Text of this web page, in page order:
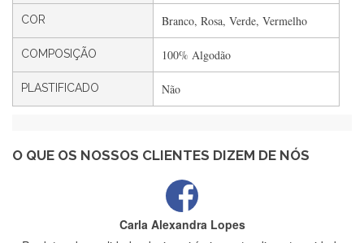
COR Branco, Rosa, Verde, Vermelho
COMPOSIÇÃO 100% Algodão
PLASTIFICADO Não
O QUE OS NOSSOS CLIENTES DIZEM DE NÓS
Rápido, atendimento 5*. Hoje chegará a segunda encomenda
feita de muitas certamente❤️
estrelas
Carla Alexandra Lopes